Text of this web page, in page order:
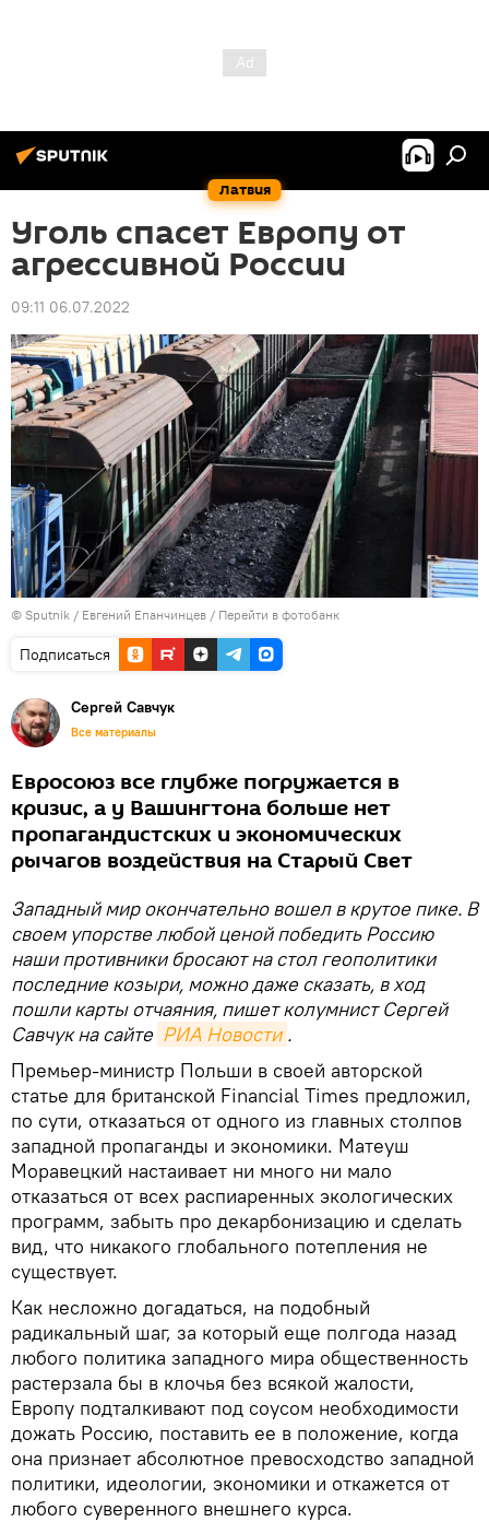
Латвия
Уголь спасет Европу от
агрессивной России
09:11 06.07.2022
© Sputnik / Евгений Епанчинцев / Перейти в фотобанк
Подписаться
Сергей Савчук
Все материалы
Евросоюз все глубже погружается в
кризис, а у Вашингтона больше нет
пропагандистских и экономических
рычагов воздействия на Старый Свет
Западный мир окончательно вошел в крутое пике. В
своем упорстве любой ценой победить Россию
наши противники бросают на стол геополитики
последние козыри, можно даже сказать, в ход
пошли карты отчаяния, пишет колумнист Сергей
Савчук на сайте РИА Новости .
Премьер-министр Польши в своей авторской
статье для британской Financial Times предложил,
по сути, отказаться от одного из главных столпов
западной пропаганды и экономики. Матеуш
Моравецкий настаивает ни много ни мало
отказаться от всех распиаренных экологических
программ, забыть про декарбонизацию и сделать
вид, что никакого глобального потепления не
существует.
Как несложно догадаться, на подобный
радикальный шаг, за который еще полгода назад
любого политика западного мира общественность
растерзала бы в клочья без всякой жалости,
Европу подталкивают под соусом необходимости
дожать Россию, поставить ее в положение, когда
она признает абсолютное превосходство западной
политики, идеологии, экономики и откажется от
любого суверенного внешнего курса.